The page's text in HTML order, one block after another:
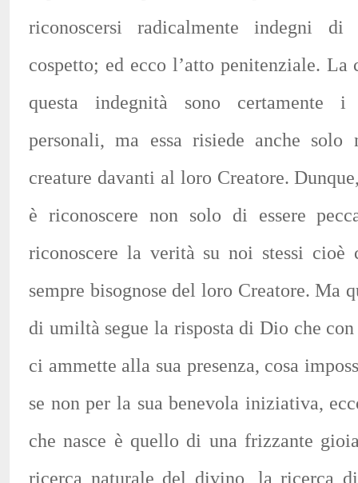
riconoscersi radicalmente indegni
cospetto; ed ecco l’atto penitenziale. La
questa indegnità sono certamente i
personali, ma essa risiede anche solo
creature davanti al loro Creatore.
è riconoscere non solo di essere
riconoscere la verità su noi stessi cioè
sempre bisognose del loro Creatore. Ma
di umiltà segue la risposta di Dio che
ci ammette alla sua presenza, cosa
se non per la sua benevola iniziativa,
che nasce è quello di una frizzante
ricerca naturale del divino, la ricerca